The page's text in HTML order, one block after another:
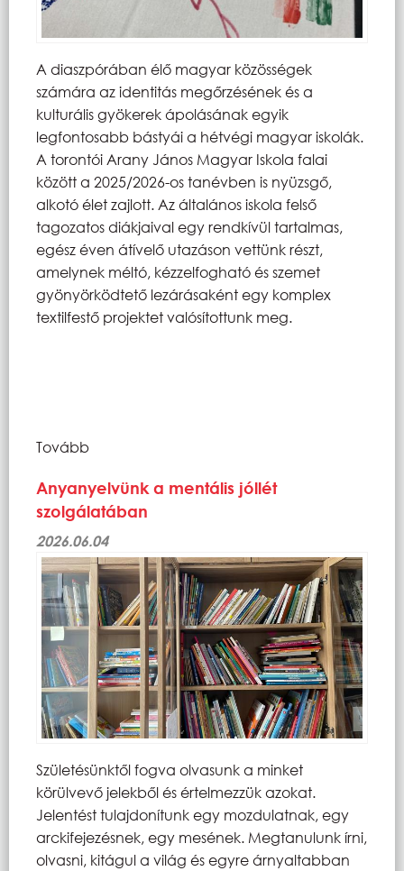
A diaszpórában élő magyar közösségek
számára az identitás megőrzésének és a
kulturális gyökerek ápolásának egyik
legfontosabb bástyái a hétvégi magyar iskolák.
A torontói Arany János Magyar Iskola falai
között a 2025/2026-os tanévben is nyüzsgő,
alkotó élet zajlott. Az általános iskola felső
tagozatos diákjaival egy rendkívül tartalmas,
egész éven átívelő utazáson vettünk részt,
amelynek méltó, kézzelfogható és szemet
gyönyörködtető lezárásaként egy komplex
textilfestő projektet valósítottunk meg.
Tovább
Anyanyelvünk a mentális jóllét
szolgálatában
2026.06.04
Születésünktől fogva olvasunk a minket
körülvevő jelekből és értelmezzük azokat.
Jelentést tulajdonítunk egy mozdulatnak, egy
arckifejezésnek, egy mesének. Megtanulunk írni,
olvasni, kitágul a világ és egyre árnyaltabban